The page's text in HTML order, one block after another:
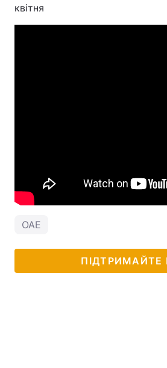
квітня
ОАЕ
ПІДТРИМАЙТЕ